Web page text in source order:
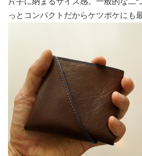
っとコンパクトだからケツポケにも